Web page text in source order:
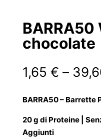
BARRA50
chocolate
1,65 € –
BARRA50 – Barrette
20 g di Proteine |
Aggiunti